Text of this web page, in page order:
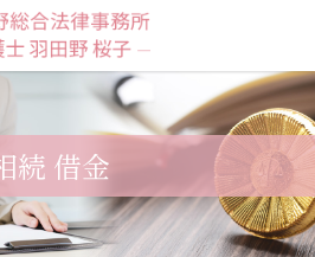
続 借金